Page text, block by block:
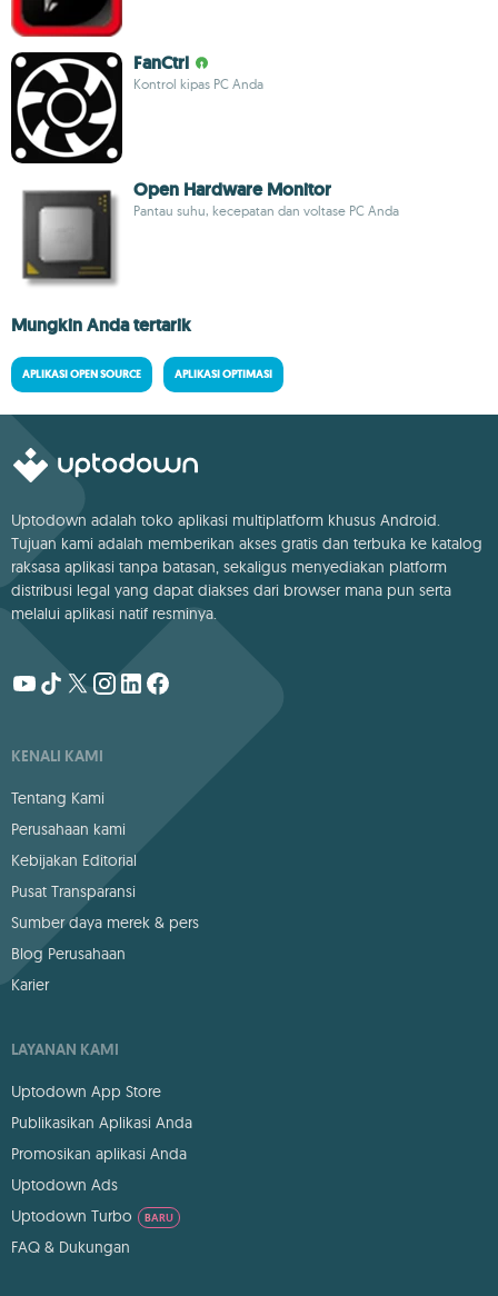
FanCtrl
Kontrol kipas PC Anda
Open Hardware Monitor
Pantau suhu, kecepatan dan voltase PC Anda
Mungkin Anda tertarik
APLIKASI OPEN SOURCE APLIKASI OPTIMASI
Uptodown adalah toko aplikasi multiplatform khusus Android.
Tujuan kami adalah memberikan akses gratis dan terbuka ke katalog
raksasa aplikasi tanpa batasan, sekaligus menyediakan platform
distribusi legal yang dapat diakses dari browser mana pun serta
melalui aplikasi natif resminya.
KENALI KAMI
Tentang Kami
Perusahaan kami
Kebijakan Editorial
Pusat Transparansi
Sumber daya merek & pers
Blog Perusahaan
Karier
LAYANAN KAMI
Uptodown App Store
Publikasikan Aplikasi Anda
Promosikan aplikasi Anda
Uptodown Ads
Uptodown Turbo
BARU
FAQ & Dukungan